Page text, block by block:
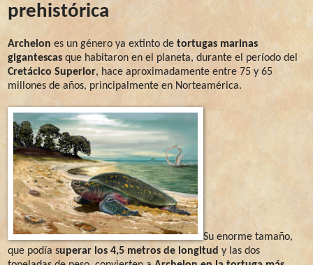
prehistórica
Archelon es un género ya extinto de tortugas marinas
gigantescas que habitaron en el planeta, durante el período del
Cretácico Superior, hace aproximadamente entre 75 y 65
millones de años, principalmente en Norteamérica.
Su enorme tamaño,
que podía superar los 4,5 metros de longitud y las dos